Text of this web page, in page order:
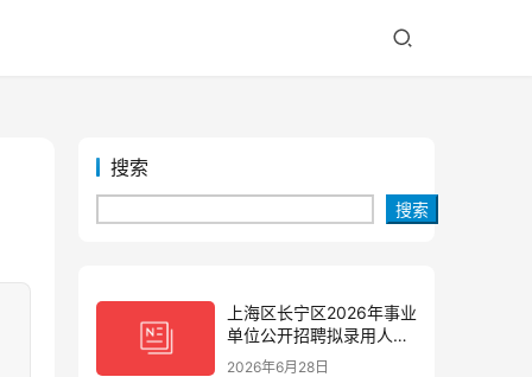
搜索
搜索
上海区长宁区2026年事业
单位公开招聘拟录用人员
公示(第三批)
2026年6月28日